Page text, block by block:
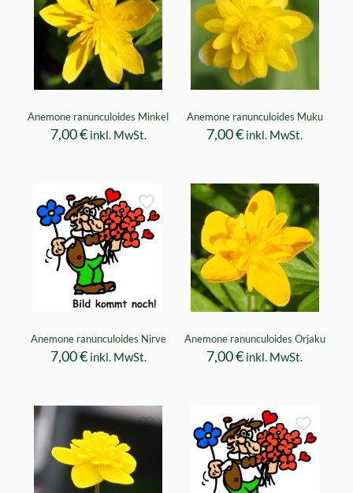
Anemone ranunculoides Minkel
7,00€ inkl. MwSt.
Anemone ranunculoides Muku
7,00€ inkl. MwSt.
Anemone ranunculoides Nirve
7,00€ inkl. MwSt.
Anemone ranunculoides Orjaku
7,00€ inkl. MwSt.